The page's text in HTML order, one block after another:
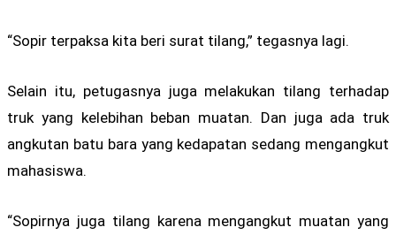
“Sopir terpaksa kita beri surat tilang,” tegasnya lagi.
Selain itu, petugasnya juga melakukan tilang terhadap
truk yang kelebihan beban muatan. Dan juga ada truk
angkutan batu bara yang kedapatan sedang mengangkut
mahasiswa.
“Sopirnya juga tilang karena mengangkut muatan yang